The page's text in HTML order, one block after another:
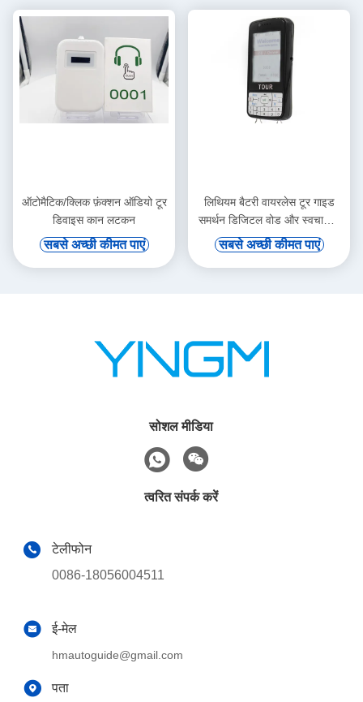
ऑटोमैटिक/क्लिक फ़ंक्शन ऑडियो टूर
डिवाइस कान लटकन
सबसे अच्छी कीमत पाएं
लिथियम बैटरी वायरलेस टूर गाइड
समर्थन डिजिटल वोड और स्वचालित
प्रेरण
सबसे अच्छी कीमत पाएं
सोशल मीडिया
त्वरित संपर्क करें
टेलीफोन
0086-18056004511
ई-मेल
hmautoguide@gmail.com
पता